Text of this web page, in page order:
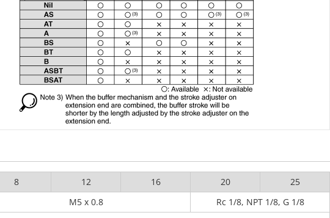
8 12 16 20
25
M5 x 0.8
Rc 1/8, NPT 1/8, G 1/8